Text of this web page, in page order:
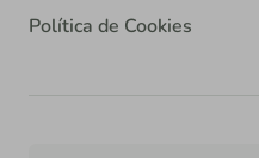
Política de Cookies